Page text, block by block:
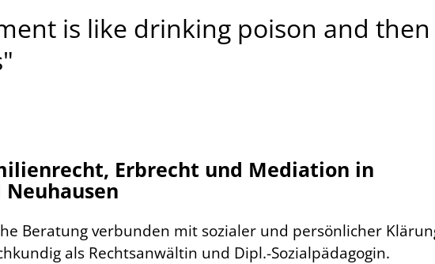
is like drinking poison and
Erbrecht und Mediation in
Neuhausen
Beratung verbunden mit sozialer und persönlicher
als Rechtsanwältin und Dipl.-Sozialpädagogin.